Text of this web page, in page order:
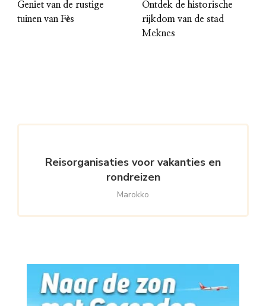
Geniet van de rustige
tuinen van Fès
Ontdek de historische
rijkdom van de stad
Meknes
Reisorganisaties voor vakanties en
rondreizen
Marokko